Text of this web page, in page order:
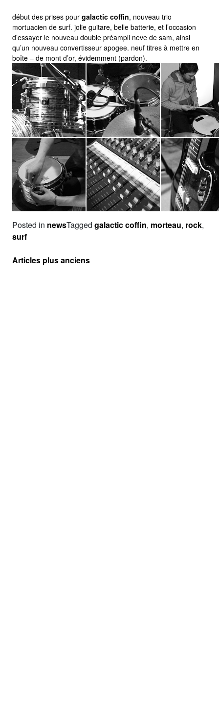
début des prises pour galactic coffin, nouveau trio
mortuacien de surf. jolie guitare, belle batterie, et l’occasion
d’essayer le nouveau double préampli neve de sam, ainsi
qu’un nouveau convertisseur apogee. neuf titres à mettre en
boîte – de mont d’or, évidemment (pardon).
Posted in newsTagged galactic coffin, morteau, rock,
surf
Navigation
Articles plus anciens